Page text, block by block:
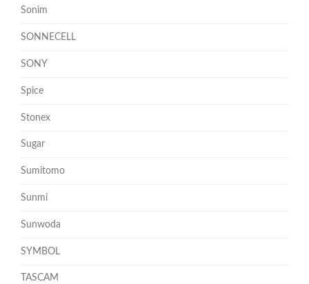
Sonim
SONNECELL
SONY
Spice
Stonex
Sugar
Sumitomo
Sunmi
Sunwoda
SYMBOL
TASCAM